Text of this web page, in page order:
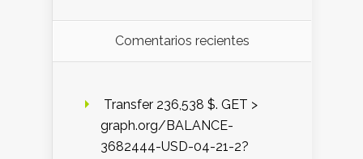
Comentarios recientes
️ Transfer 236,538 $. GET >
graph.org/BALANCE-
3682444-USD-04-21-2?